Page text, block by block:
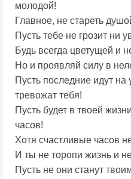
молодой!
Главное, не стареть
Пусть тебе не грозит ни
Будь всегда цветущей и
Но и проявляй силу в
Пусть последние идут на
тревожат тебя!
Пусть будет в твоей
часов!
Хотя счастливые часов
И ты не торопи жизнь и
Пусть не они станут